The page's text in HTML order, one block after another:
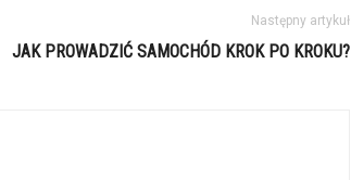
Następny artykuł
JAK PROWADZIĆ SAMOCHÓD KROK PO KROKU?